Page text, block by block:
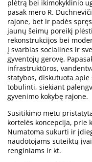
plėtrą bei ikimokyklinio
pasak mero R.
rajone, bet ir padės
jaunų šeimų poreikį
rekonstrukcijos bei
į svarbias socialines ir
gyventojų gerovę.
infrastruktūros,
statybos, diskutuota
tobulinti, siekiant
gyvenimo kokybę rajone.
Susitikimo metu
kortelės koncepcija, prie
Numatoma sukurti ir
naudotojams suteiktų
renginiams ir kt.